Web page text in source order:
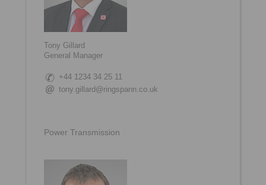
Tony Gillard
General Manager
+44 1234 34 25 11
tony.gillard@ringspann.co.uk
Power Transmission